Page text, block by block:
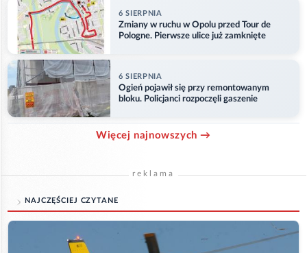
6 SIERPNIA
Zmiany w ruchu w Opolu przed Tour de
Pologne. Pierwsze ulice już zamknięte
6 SIERPNIA
Ogień pojawił się przy remontowanym
bloku. Policjanci rozpoczęli gaszenie
Więcej najnowszych →
reklama
NAJCZĘŚCIEJ CZYTANE